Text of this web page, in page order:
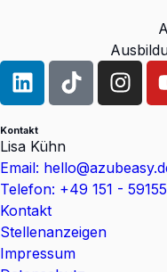
Kontakt
Lisa Kühn
Email:
Telefon: +49 151 -
Kontakt
Stellenanzeigen
Impressum